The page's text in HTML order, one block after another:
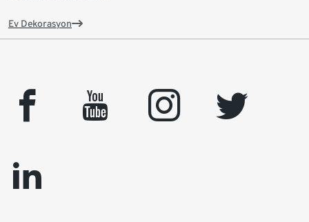
Ev Dekorasyon
facebook youtube instagram
twitter
linkedin